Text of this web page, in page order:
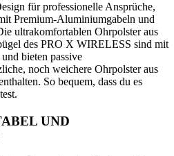
für professionelle Ansprüche,
Premium-Aluminiumgabeln und
ultrakomfortablen Ohrpolster aus
des PRO X WIRELESS sind mit
bieten passive
noch weichere Ohrpolster aus
So bequem, dass du es
UND